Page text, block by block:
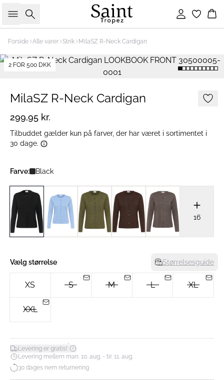
Søg Log ind
Forside Alle varer Strik MilaSZ R-Neck Cardigan
2 FOR 500 DKK
MilaSZ R-Neck Cardigan
299,95 kr.
Tilbuddet gælder kun på farver, der har været i sortimentet i
30 dage.
Farve: Black
16
Vælg størrelse Størrelsesguide
XS S M L XL
XXL
Levering er gratis!*
Levering mellem man. 10. aug. - tir. 11. aug.
30 dages nem returnering